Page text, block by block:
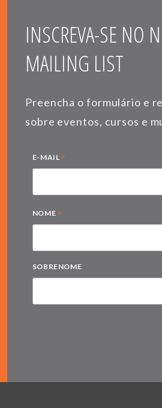
INSCREVA-SE NO
MAILING LIST
Preencha o formulário e
sobre eventos, cursos e
E-MAIL *
NOME *
SOBRENOME